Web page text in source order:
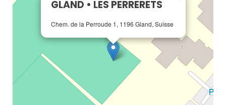
GLAND • LES PERRERETS
Chem. de la Perroude 1, 1196 Gland, Suisse